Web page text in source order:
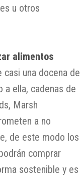
u otros
alimentos
una docena de
a ella, cadenas de
Marsh
a no
de este modo los
comprar
sostenible y es